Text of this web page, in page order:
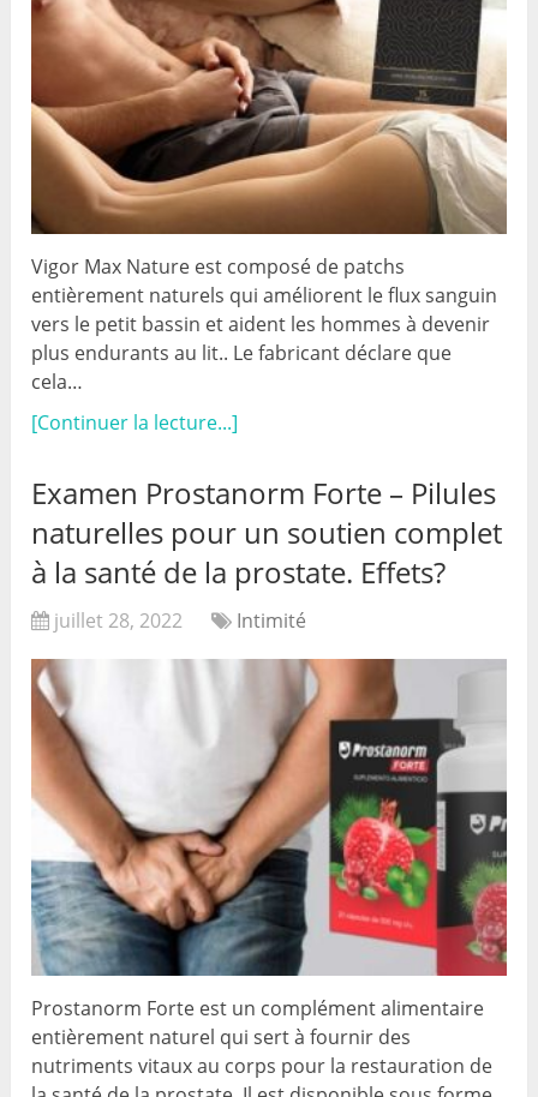
Vigor Max Nature est composé de patchs
entièrement naturels qui améliorent le flux sanguin
vers le petit bassin et aident les hommes à devenir
plus endurants au lit.. Le fabricant déclare que
cela…
[Continuer la lecture...]
Examen Prostanorm Forte – Pilules
naturelles pour un soutien complet
à la santé de la prostate. Effets?
juillet 28, 2022 Intimité
Prostanorm Forte est un complément alimentaire
entièrement naturel qui sert à fournir des
nutriments vitaux au corps pour la restauration de